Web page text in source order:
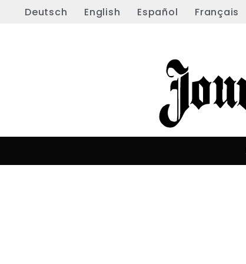
Deutsch English Español Français